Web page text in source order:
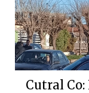
Cutral